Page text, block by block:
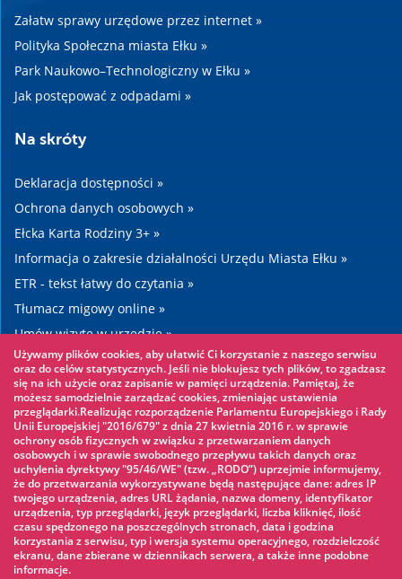
Załatw sprawy urzędowe przez internet »
Polityka Społeczna miasta Ełku »
Park Naukowo–Technologiczny w Ełku »
Jak postępować z odpadami »
Na skróty
Deklaracja dostępności »
Ochrona danych osobowych »
Ełcka Karta Rodziny 3+ »
Informacja o zakresie działalności Urzędu Miasta Ełku »
ETR - tekst łatwy do czytania »
Tłumacz migowy online »
Umów wizytę w urzędzie »
Drogi »
Warto zobaczyć
Park linowy »
Park Wodny »
Lodowisko »
KINOECK »
Muzeum »
Używamy plików cookies, aby ułatwić Ci korzystanie z naszego serwisu
oraz do celów statystycznych. Jeśli nie blokujesz tych plików, to zgadzasz
się na ich użycie oraz zapisanie w pamięci urządzenia. Pamiętaj, że
możesz samodzielnie zarządzać cookies, zmieniając ustawienia
przeglądarki.Realizując rozporządzenie Parlamentu Europejskiego i Rady
Unii Europejskiej "2016/679" z dnia 27 kwietnia 2016 r. w sprawie
ochrony osób fizycznych w związku z przetwarzaniem danych
osobowych i w sprawie swobodnego przepływu takich danych oraz
uchylenia dyrektywy "95/46/WE" (tzw. „RODO”) uprzejmie informujemy,
że do przetwarzania wykorzystywane będą następujące dane: adres IP
twojego urządzenia, adres URL żądania, nazwa domeny, identyfikator
urządzenia, typ przeglądarki, język przeglądarki, liczba kliknięć, ilość
czasu spędzonego na poszczególnych stronach, data i godzina
korzystania z serwisu, typ i wersja systemu operacyjnego, rozdzielczość
ekranu, dane zbierane w dziennikach serwera, a także inne podobne
informacje.